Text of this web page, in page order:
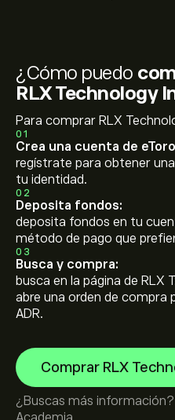
¿Cómo puedo
RLX Technology
Para comprar RLX
01
Crea una cuenta de
regístrate para obtener
tu identidad.
02
Deposita fondos:
deposita fondos en tu
método de pago que
03
Busca y compra:
busca en la página de RLX
abre una orden de compra
ADR.
Comprar RLX
¿Buscas más